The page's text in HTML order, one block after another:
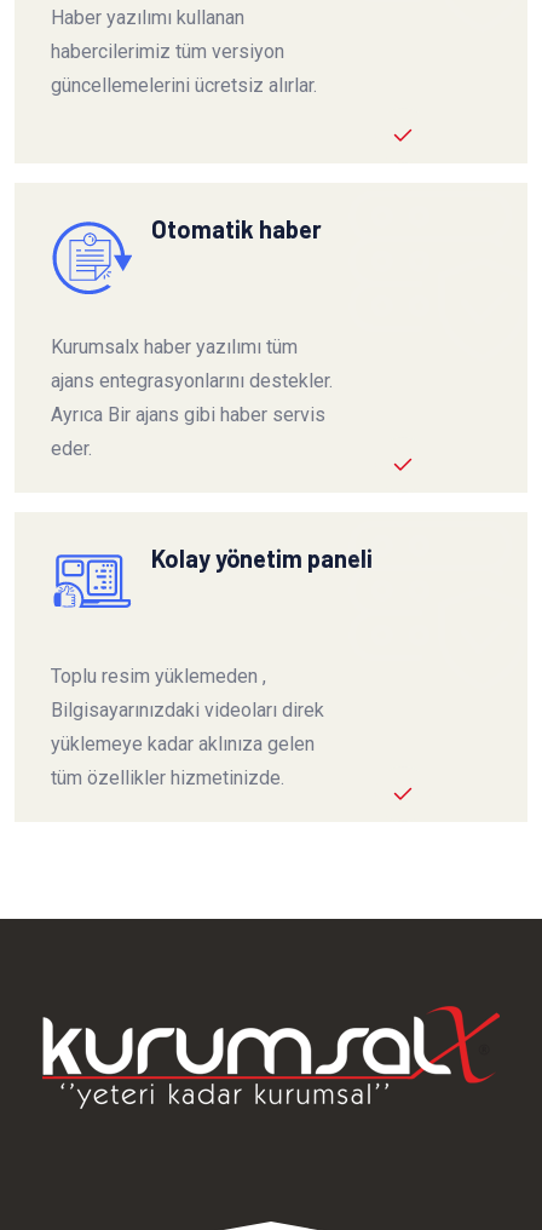
Haber yazılımı kullanan
habercilerimiz tüm versiyon
güncellemelerini ücretsiz alırlar.
Otomatik haber
Kurumsalx haber yazılımı tüm
ajans entegrasyonlarını destekler.
Ayrıca Bir ajans gibi haber servis
eder.
Kolay yönetim paneli
Toplu resim yüklemeden ,
Bilgisayarınızdaki videoları direk
yüklemeye kadar aklınıza gelen
tüm özellikler hizmetinizde.